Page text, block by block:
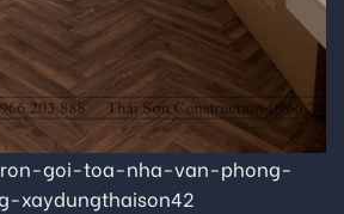
goi-toa-nha-van-phong-
xaydungthaison42